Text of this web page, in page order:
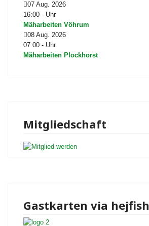
07 Aug. 2026
16:00 - Uhr
Mäharbeiten Vöhrum
08 Aug. 2026
07:00 - Uhr
Mäharbeiten Plockhorst
Mitgliedschaft
Gastkarten via hejfish